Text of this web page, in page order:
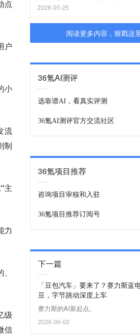
点
户
小
流
制
主
力
级
信
2026-05-25
阅读更多内容，狠戳这
36氪AI测评
选靠谱AI，看真实评测
36氪AI测评官方交流社区
36氪项目推荐
咨询项目审核和入驻
36氪项目推荐订阅号
下一篇
「豆包汽车」要来了？赛力斯蓝
豆，字节跳动深度上车
赛力斯的AI新起点。
2026-06-02